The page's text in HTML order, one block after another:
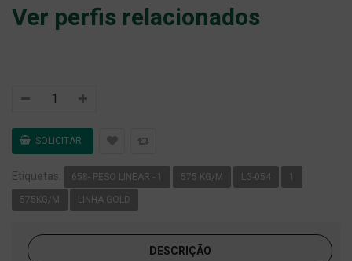
Ver perfis relacionados
Etiquetas: 658- PESO LINEAR - 1 575 KG/M LG-054 1
575KG/M LINHA GOLD
DESCRIÇÃO